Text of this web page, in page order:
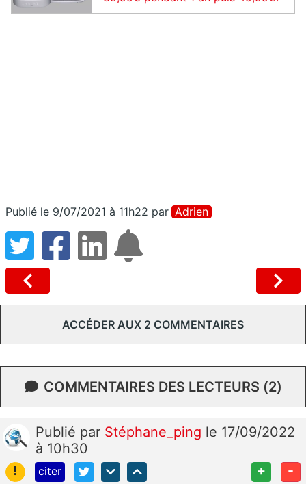
Publié le 9/07/2021 à 11h22 par Adrien
ACCÉDER AUX 2 COMMENTAIRES
COMMENTAIRES DES LECTEURS (2)
Publié par Stéphane_ping le 17/09/2022
à 10h30
!
citer + -